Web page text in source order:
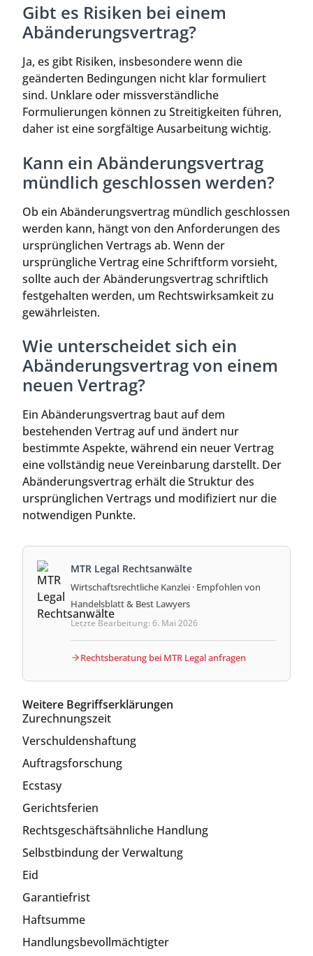
Gibt es Risiken bei einem
Abänderungsvertrag?
Ja, es gibt Risiken, insbesondere wenn die
geänderten Bedingungen nicht klar formuliert
sind. Unklare oder missverständliche
Formulierungen können zu Streitigkeiten führen,
daher ist eine sorgfältige Ausarbeitung wichtig.
Kann ein Abänderungsvertrag
mündlich geschlossen werden?
Ob ein Abänderungsvertrag mündlich geschlossen
werden kann, hängt von den Anforderungen des
ursprünglichen Vertrags ab. Wenn der
ursprüngliche Vertrag eine Schriftform vorsieht,
sollte auch der Abänderungsvertrag schriftlich
festgehalten werden, um Rechtswirksamkeit zu
gewährleisten.
Wie unterscheidet sich ein
Abänderungsvertrag von einem
neuen Vertrag?
Ein Abänderungsvertrag baut auf dem
bestehenden Vertrag auf und ändert nur
bestimmte Aspekte, während ein neuer Vertrag
eine vollständig neue Vereinbarung darstellt. Der
Abänderungsvertrag erhält die Struktur des
ursprünglichen Vertrags und modifiziert nur die
notwendigen Punkte.
MTR Legal Rechtsanwälte
Wirtschaftsrechtliche Kanzlei · Empfohlen von
Handelsblatt & Best Lawyers
Letzte Bearbeitung: 6. Mai 2026
Rechtsberatung bei MTR Legal anfragen
Weitere Begriffserklärungen
Zurechnungszeit
Verschuldenshaftung
Auftragsforschung
Ecstasy
Gerichtsferien
Rechtsgeschäftsähnliche Handlung
Selbstbindung der Verwaltung
Eid
Garantiefrist
Haftsumme
Handlungsbevollmächtigter